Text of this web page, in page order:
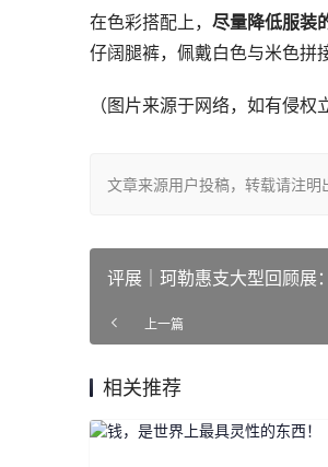
在色彩搭配上， 尽量降低服装
仔阔腿裤，佩戴白色与米色拼
（图片来源于网络，如有侵权
文章来源用户投稿，转载请注明
评展｜珂勒惠支大型回顾展
上一篇
相关推荐